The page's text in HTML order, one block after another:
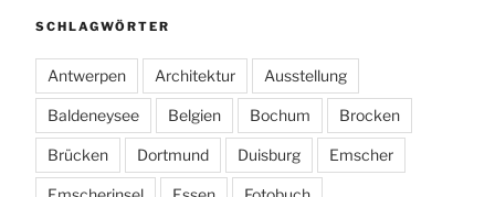
SCHLAGWÖRTER
Antwerpen Architektur Ausstellung
Baldeneysee Belgien Bochum Brocken
Brücken Dortmund Duisburg Emscher